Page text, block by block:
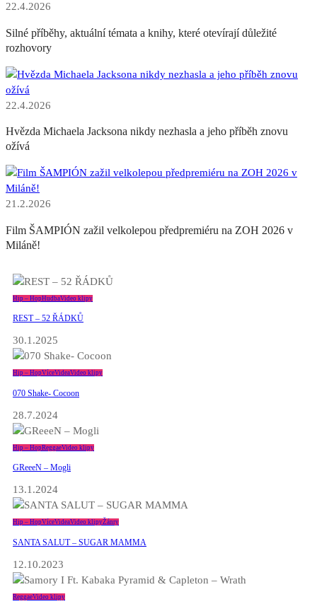
22.4.2026
Silné příběhy, aktuální témata a knihy, které otevírají důležité
rozhovory
22.4.2026
Hvězda Michaela Jacksona nikdy nezhasla a jeho příběh znovu
ožívá
21.2.2026
Film ŠAMPIÓN zažil velkolepou předpremiéru na ZOH 2026 v
Miláně!
Hip – HopHudbaVideo klipy
REST – 52 ŘÁDKŮ
30.1.2025
Hip – HopVíceVideaVideo klipy
070 Shake- Cocoon
28.7.2024
Hip – HopReggaeVideo klipy
GReeeN – Mogli
13.1.2024
Hip – HopVíceVideaVideo klipyŽánry
SANTA SALUT – SUGAR MAMMA
12.10.2023
ReggaeVideo klipy